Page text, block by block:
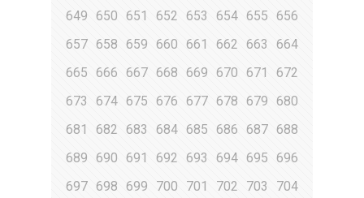
649
650 651 652 653 654 655 656
657 658 659 660 661 662 663
664
665
666 667 668 669 670 671
672
673
674 675 676 677 678 679
680
681
682 683 684 685 686 687 688
689
690 691 692 693 694 695
696
697 698 699 700 701 702 703
704